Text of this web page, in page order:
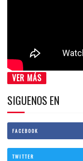
VER MÁS
SIGUENOS EN
FACEBOOK
TWITTER